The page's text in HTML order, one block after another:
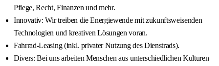
Pflege, Recht, Finanzen und mehr.
Innovativ: Wir treiben die Energiewende mit zukunftsweisenden
Technologien und kreativen Lösungen voran.
Fahrrad-Leasing (inkl. privater Nutzung des Dienstrads).
Divers: Bei uns arbeiten Menschen aus unterschiedlichen Kulturen